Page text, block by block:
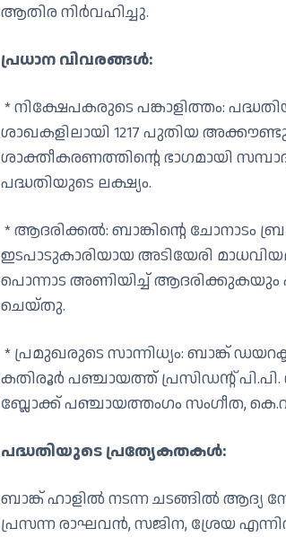
ആതിര നിർവഹിച്ചു.
പ്രധാന വിവരങ്ങൾ:
* നിക്ഷേപകരുടെ പങ്കാളിത്തം:
ശാഖകളിലായി 1217 പുതിയ
ശാക്തീകരണത്തിന്റെ ഭാഗമായി
പദ്ധതിയുടെ ലക്ഷ്യം.
* ആദരിക്കൽ: ബാങ്കിന്റെ ചോനാടം
ഇടപാടുകാരിയായ അടിയേരി
പൊന്നാട അണിയിച്ച്
ചെയ്തു.
* പ്രമുഖരുടെ സാന്നിധ്യം: ബാങ്ക്
കതിരൂർ പഞ്ചായത്ത് പ്രസിഡന്റ്
ബ്ലോക്ക് പഞ്ചായത്തംഗം സംഗീത,
പദ്ധതിയുടെ പ്രത്യേകതകൾ:
ബാങ്ക് ഹാളിൽ നടന്ന ചടങ്ങിൽ
പ്രസന്ന രാഘവൻ, സജിന, ശ്രേയ